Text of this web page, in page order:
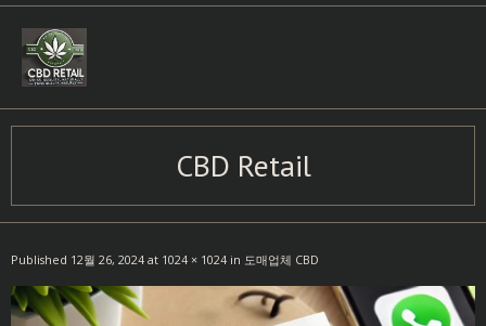
Skip
content
CBD Retail
Published 12월 26, 2024 at 1024 × 1024 in 도매업체 CBD